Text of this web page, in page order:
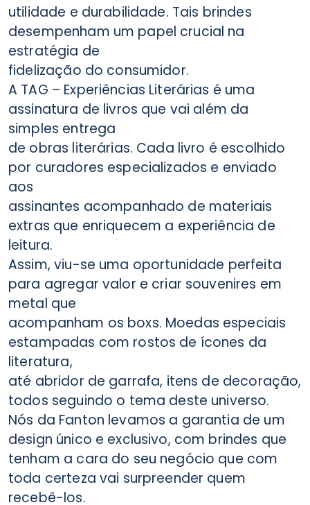
utilidade e durabilidade. Tais brindes
desempenham um papel crucial na
estratégia de
fidelização do consumidor.
A TAG – Experiências Literárias é uma
assinatura de livros que vai além da
simples entrega
de obras literárias. Cada livro é escolhido
por curadores especializados e enviado
aos
assinantes acompanhado de materiais
extras que enriquecem a experiência de
leitura.
Assim, viu-se uma oportunidade perfeita
para agregar valor e criar souvenires em
metal que
acompanham os boxs. Moedas especiais
estampadas com rostos de ícones da
literatura,
até abridor de garrafa, itens de decoração,
todos seguindo o tema deste universo.
Nós da Fanton levamos a garantia de um
design único e exclusivo, com brindes que
tenham a cara do seu negócio que com
toda certeza vai surpreender quem
recebê-los.